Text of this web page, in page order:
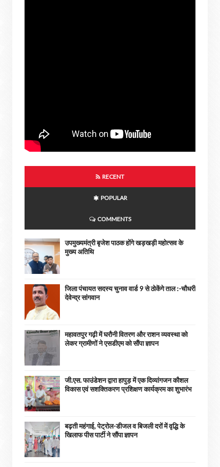
RECENT
POPULAR
COMMENTS
उपमुख्यमंत्री बृजेश पाठक होंगे खड़खड़ी महोत्सव के
मुख्य अतिथि
जिला पंचायत सदस्य चुनाव वार्ड 9 से ठोकेंगे ताल :-चौधरी
देवेन्द्र सांगवान
महावतपुर गढ़ी में घरौनी वितरण और राशन व्यवस्था को
लेकर ग्रामीणों ने एसडीएम को सौंपा ज्ञापन
जी.एस. फाउंडेशन द्वारा हापुड़ में एक दिव्यांगजन कौशल
विकास एवं सशक्तिकरण प्रशिक्षण कार्यक्रम का शुभारंभ
बढ़ती महंगाई, पेट्रोल-डीजल व बिजली दरों में वृद्धि के
खिलाफ पीस पार्टी ने सौंपा ज्ञापन